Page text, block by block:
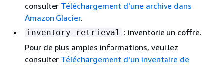
consulter Téléchargement d'une archive dans
Amazon Glacier.
inventory-retrieval
: inventorie un coffre.
Pour de plus amples informations, veuillez
consulter Téléchargement d'un inventaire de